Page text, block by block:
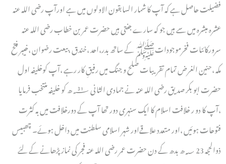
فضیلت حاصل ہے کہ آپ کا شمار السابقون الاولوں میں ہے اورآپ رضی اللہ عنہ
عشرہ مبشرہ میں سے ہیں جو کہ سارے جنتی ہیں حضرت عمر بن خطاب رضی اللہ عنہ
سرورکائنات فخرموجوداتﷺ کے ساتھ بدر،احد ،خندق ،بیعت رضوان ،خیبر فتح
مکہ ،حنین الغرض تمام تقریبات صلح و جنگ میں رفیقِ کار رہے ،آپ کوخلیفہ اول
حضرت ابو بکر صدیق رضی اللہ عنہ نے جمادی الثانی 13؁ھ کو خلیفہ منتخب فرمایا
،آپ کا دو ر خلافت اسلام کا ایک سنہری دور تھا آپ کے دورخلافت میں بہ کثرت
فتوحات ہوئیں ،اور متعدد علاقےاور شہر اسلامی سلطنت میں داخل ہوئے۔ چھبیس
ذوالحجہ 23 ؁ھ بدھ کے دن حضرت عمر رضی اللہ عنہ فجر کی نماز پڑھانے کے لئے